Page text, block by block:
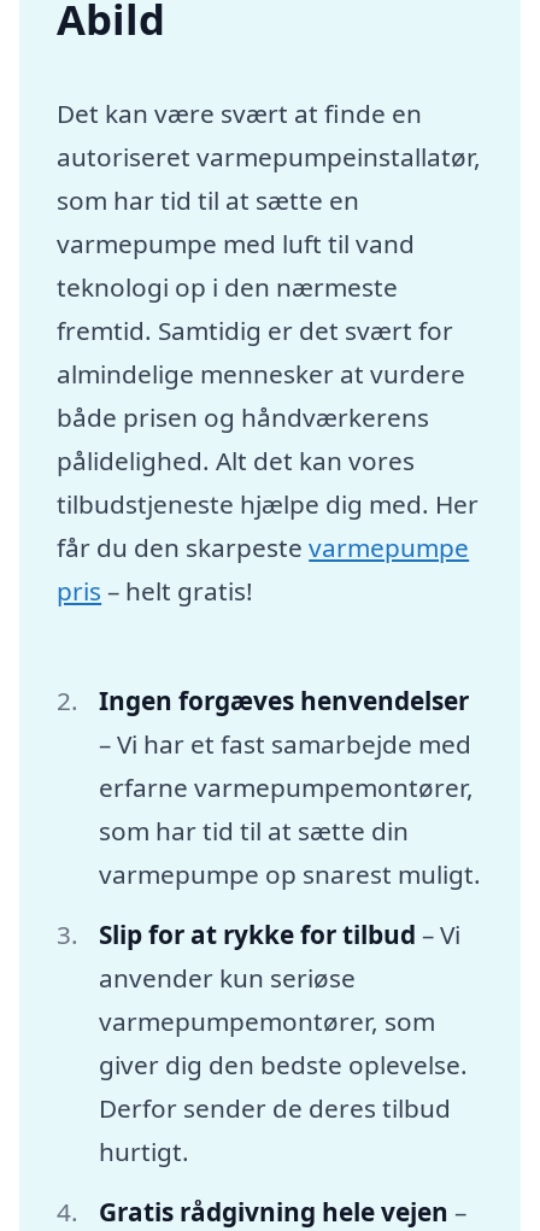
Abild
Det kan være svært at finde en
autoriseret varmepumpeinstallatør,
som har tid til at sætte en
varmepumpe med luft til vand
teknologi op i den nærmeste
fremtid. Samtidig er det svært for
almindelige mennesker at vurdere
både prisen og håndværkerens
pålidelighed. Alt det kan vores
tilbudstjeneste hjælpe dig med. Her
får du den skarpestevarmepumpe
pris – helt gratis!
Ingen forgæves henvendelser
– Vi har et fast samarbejde med
erfarne varmepumpemontører,
som har tid til at sætte din
varmepumpe op snarest muligt.
Slip for at rykke for tilbud – Vi
anvender kun seriøse
varmepumpemontører, som
giver dig den bedste oplevelse.
Derfor sender de deres tilbud
hurtigt.
Gratis rådgivning hele vejen –